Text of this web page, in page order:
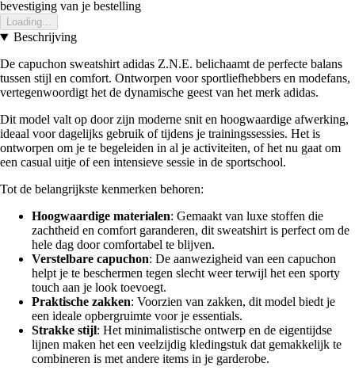
bevestiging van je bestelling
Loading...
Beschrijving
De capuchon sweatshirt adidas Z.N.E. belichaamt de perfecte balans
tussen stijl en comfort. Ontworpen voor sportliefhebbers en modefans,
vertegenwoordigt het de dynamische geest van het merk adidas.
Dit model valt op door zijn moderne snit en hoogwaardige afwerking,
ideaal voor dagelijks gebruik of tijdens je trainingssessies. Het is
ontworpen om je te begeleiden in al je activiteiten, of het nu gaat om
een casual uitje of een intensieve sessie in de sportschool.
Tot de belangrijkste kenmerken behoren:
Hoogwaardige materialen: Gemaakt van luxe stoffen die
zachtheid en comfort garanderen, dit sweatshirt is perfect om de
hele dag door comfortabel te blijven.
Verstelbare capuchon: De aanwezigheid van een capuchon
helpt je te beschermen tegen slecht weer terwijl het een sporty
touch aan je look toevoegt.
Praktische zakken: Voorzien van zakken, dit model biedt je
een ideale opbergruimte voor je essentials.
Strakke stijl: Het minimalistische ontwerp en de eigentijdse
lijnen maken het een veelzijdig kledingstuk dat gemakkelijk te
combineren is met andere items in je garderobe.